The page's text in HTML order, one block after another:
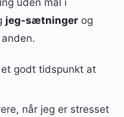
jeg-sætninger og
et godt tidspunkt at
når jeg er stresset